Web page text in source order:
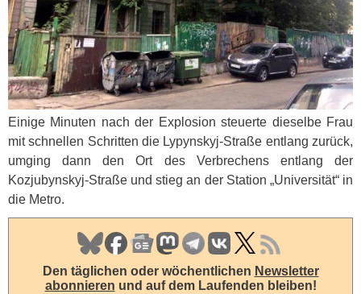
Einige Minuten nach der Explosion steuerte dieselbe Frau
mit schnellen Schritten die Lypynskyj-Straße entlang zurück,
umging dann den Ort des Verbrechens entlang der
Kozjubynskyj-Straße und stieg an der Station „Universität“ in
die Metro.
Den täglichen oder wöchentlichen Newsletter
abonnieren und auf dem Laufenden bleiben!